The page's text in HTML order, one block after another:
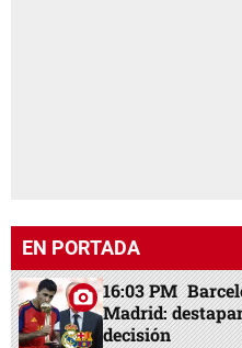
EN PORTADA
16:03 PM
Madrid:
decisión